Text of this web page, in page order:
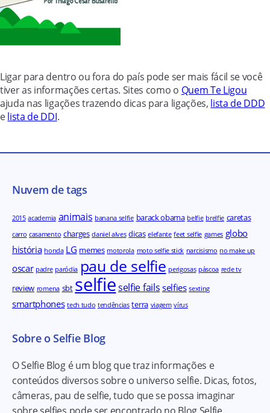
Ligar para dentro ou fora do país pode ser mais fácil se você
tiver as informações certas. Sites como o Quem Te Ligou
ajuda nas ligações trazendo dicas para ligações, lista de DDD
elista de DDI.
Nuvem de tags
2015 academia animais banana selfie barack obama belfie brelfie caretas
carro casamento charges daniel alves dicas elefante feet selfie games globo
história honda LG memes motorola moto selfie stick narcisismo no make up
oscar padre paródia pau de selfie perigosas páscoa rede tv
review romena sbt selfieselfie fails selfies sexting
smartphones tech tudo tendências terra viagem vírus
Sobre o Selfie Blog
O Selfie Blog é um blog que traz informações e
conteúdos diversos sobre o universo selfie. Dicas, fotos,
câmeras, pau de selfie, tudo que se possa imaginar